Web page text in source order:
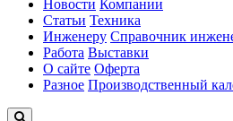
Новости Компании
Статьи Техника
Инженеру Справочник
Работа Выставки
О сайте Оферта
Разное Производственный